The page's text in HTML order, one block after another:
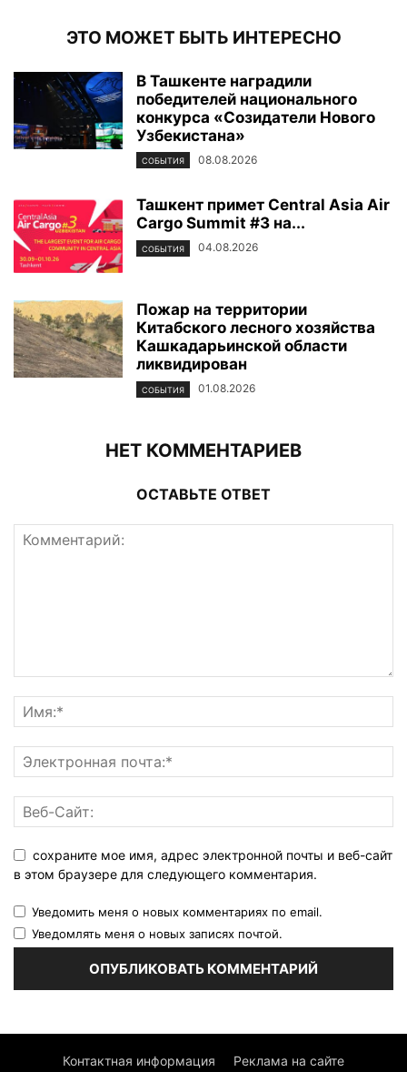
ЭТО МОЖЕТ БЫТЬ ИНТЕРЕСНО
В Ташкенте наградили
победителей национального
конкурса «Созидатели Нового
Узбекистана»
СОБЫТИЯ 08.08.2026
Ташкент примет Central Asia Air
Cargo Summit #3 на...
СОБЫТИЯ 04.08.2026
Пожар на территории
Китабского лесного хозяйства
Кашкадарьинской области
ликвидирован
СОБЫТИЯ 01.08.2026
НЕТ КОММЕНТАРИЕВ
ОСТАВЬТЕ ОТВЕТ
сохраните мое имя, адрес электронной почты и веб-сайт
в этом браузере для следующего комментария.
Уведомить меня о новых комментариях по email.
Уведомлять меня о новых записях почтой.
Контактная информация Реклама на сайте